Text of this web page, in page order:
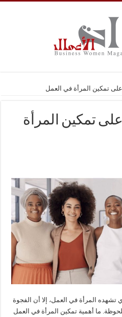
تمكين المرأة
تشهده المرأة في العمل، إلا أن الفجوة
ما أهمية تمكين المرأة في العمل